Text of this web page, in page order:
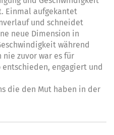
Einmal aufgekantet
und schneidet
neue Dimension in
während
nie zuvor war es für
engagiert und
die den Mut haben in der